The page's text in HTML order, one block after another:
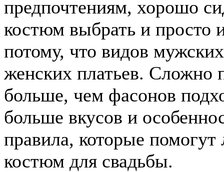
предпочтениям, хорошо
костюм выбрать и просто
потому, что видов
женских платьев. Сложно
больше, чем фасонов
больше вкусов и
правила, которые
костюм для свадьбы.